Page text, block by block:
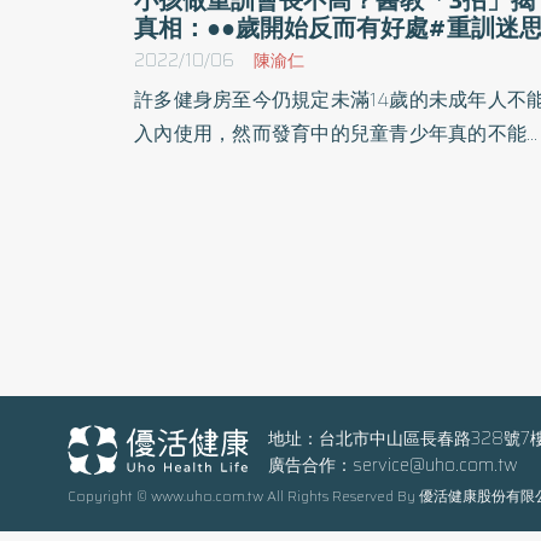
真相：●●歲開始反而有好處#重訓迷
2022/10/06 陳渝仁
許多健身房至今仍規定未滿14歲的未成年人不
入內使用，然而發育中的兒童青少年真的不能從
地址：台北市中山區長春路328號7
廣告合作： service@uho.com.tw
Copyright © www.uho.com.tw All Rights Reserved By 優活健康股份有限